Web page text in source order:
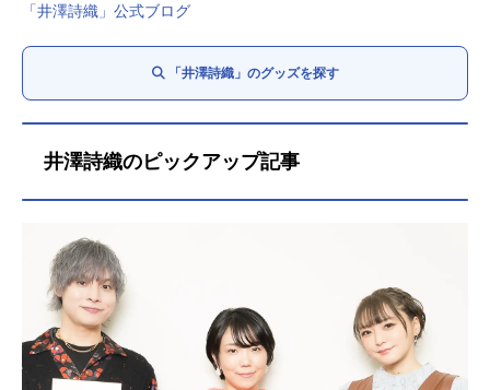
「井澤詩織」公式ブログ
「井澤詩織」のグッズを探す
井澤詩織のピックアップ記事